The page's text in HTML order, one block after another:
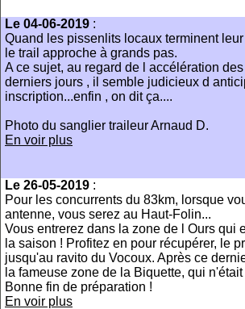
Le 04-06-2019 :
Quand les pissenlits locaux terminent
le trail approche à grands pas.
A ce sujet, au regard de l accélération
derniers jours , il semble judicieux d
inscription...enfin , on dit ça....
Photo du sanglier traileur Arnaud D.
En voir plus
Le 26-05-2019 :
Pour les concurrents du 83km, lorsque
antenne, vous serez au Haut-Folin...
Vous entrerez dans la zone de l Ours qui
la saison ! Profitez en pour récupérer, le
jusqu'au ravito du Vocoux. Après ce
la fameuse zone de la Biquette, qui
Bonne fin de préparation !
En voir plus